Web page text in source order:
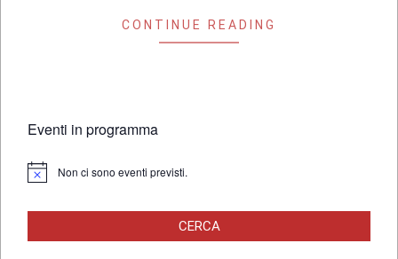
CONTINUE READING
Eventi in programma
Notice Non ci sono eventi previsti.
CERCA